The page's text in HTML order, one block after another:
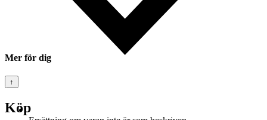
Mer för dig
↑
Köp